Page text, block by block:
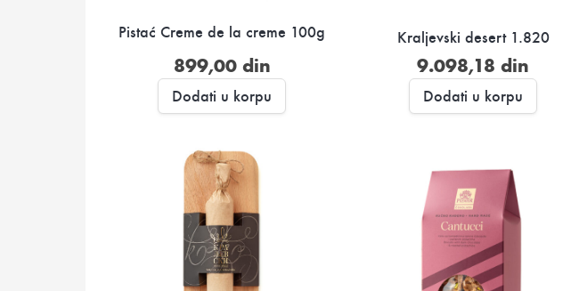
Pistać Creme de la creme 100g
899,00 din
Dodati u korpu
Kraljevski desert 1.820
9.098,18 din
Dodati u korpu